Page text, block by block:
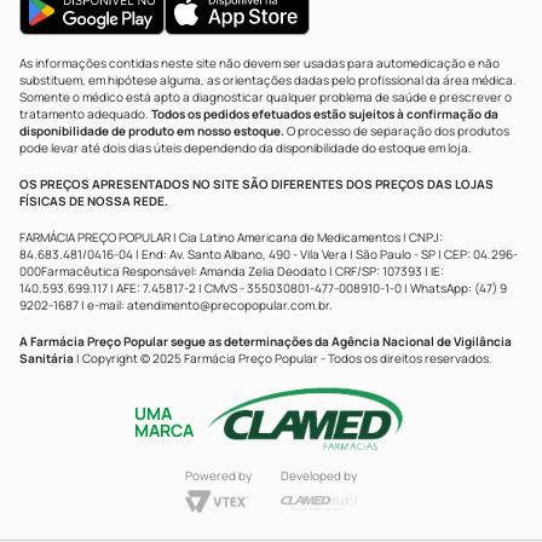
As informações contidas neste site não devem ser usadas para automedicação e não
substituem, em hipótese alguma, as orientações dadas pelo profissional da área médica.
Somente o médico está apto a diagnosticar qualquer problema de saúde e prescrever o
tratamento adequado. Todos os pedidos efetuados estão sujeitos à confirmação da
disponibilidade de produto em nosso estoque.O processo de separação dos produtos
pode levar até dois dias úteis dependendo da disponibilidade do estoque em loja.
OS PREÇOS APRESENTADOS NO SITE SÃO DIFERENTES DOS PREÇOS DAS LOJAS
FÍSICAS DE NOSSA REDE.
FARMÁCIA PREÇO POPULAR | Cia Latino Americana de Medicamentos | CNPJ:
84.683.481/0416-04 | End: Av. Santo Albano, 490 - Vila Vera | São Paulo - SP | CEP: 04.296-
000Farmacêutica Responsável: Amanda Zelia Deodato | CRF/SP: 107393 | IE:
140.593.699.117 | AFE: 7.45817-2 | CMVS - 355030801-477-008910-1-0 | WhatsApp: (47) 9
9202-1687 | e-mail: atendimento@precopopular.com.br.
A Farmácia Preço Popular segue as determinações da Agência Nacional de Vigilância
Sanitária | Copyright © 2025 Farmácia Preço Popular - Todos os direitos reservados.
UMA
MARCA
Powered by Developed by